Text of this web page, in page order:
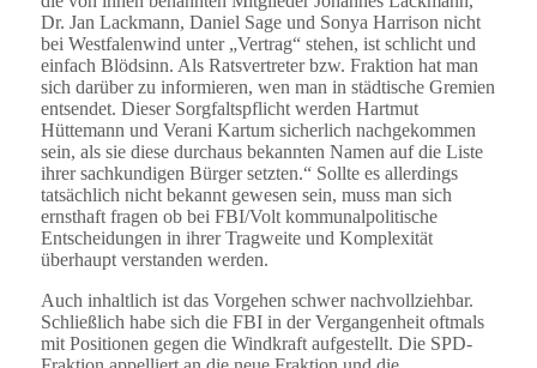
Dr. Jan Lackmann, Daniel Sage und Sonya Harrison nicht
bei Westfalenwind unter „Vertrag“ stehen, ist schlicht und
einfach Blödsinn. Als Ratsvertreter bzw. Fraktion hat man
sich darüber zu informieren, wen man in städtische Gremien
entsendet. Dieser Sorgfaltspflicht werden Hartmut
Hüttemann und Verani Kartum sicherlich nachgekommen
sein, als sie diese durchaus bekannten Namen auf die Liste
ihrer sachkundigen Bürger setzten.“ Sollte es allerdings
tatsächlich nicht bekannt gewesen sein, muss man sich
ernsthaft fragen ob bei FBI/Volt kommunalpolitische
Entscheidungen in ihrer Tragweite und Komplexität
überhaupt verstanden werden.
Auch inhaltlich ist das Vorgehen schwer nachvollziehbar.
Schließlich habe sich die FBI in der Vergangenheit oftmals
mit Positionen gegen die Windkraft aufgestellt. Die SPD-